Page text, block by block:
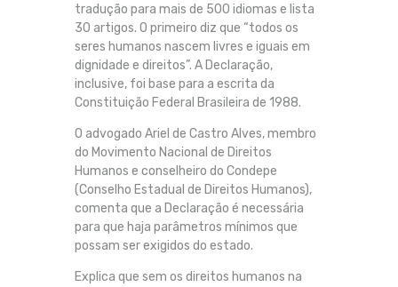
tradução para mais de 500 idiomas e lista
30 artigos. O primeiro diz que “todos os
seres humanos nascem livres e iguais em
dignidade e direitos”. A Declaração,
inclusive, foi base para a escrita da
Constituição Federal Brasileira de 1988.
O advogado Ariel de Castro Alves, membro
do Movimento Nacional de Direitos
Humanos e conselheiro do Condepe
(Conselho Estadual de Direitos Humanos),
comenta que a Declaração é necessária
para que haja parâmetros mínimos que
possam ser exigidos do estado.
Explica que sem os direitos humanos na